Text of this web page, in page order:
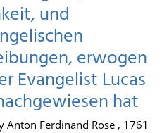
und
erwogen
Evangelist Lucas
hat
Anton Ferdinand Röse , 1761